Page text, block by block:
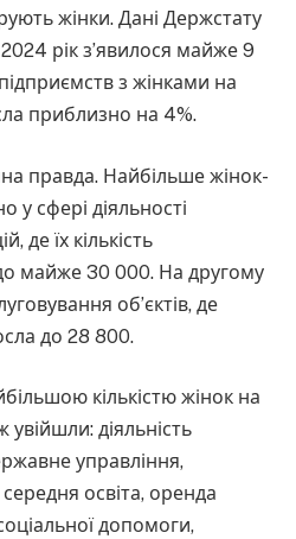
жінки. Дані Держстату
рік з’явилося майже 9
з жінками на
приблизно на 4%.
правда. Найбільше жінок-
у сфері діяльності
де їх кількість
майже 30 000. На другому
об’єктів, де
до 28 800.
кількістю жінок на
увійшли: діяльність
управління,
освіта, оренда
допомоги,